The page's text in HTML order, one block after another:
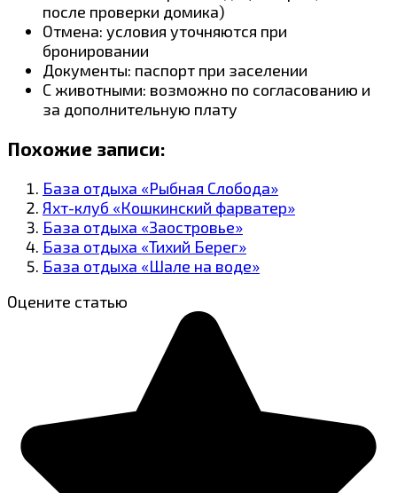
после проверки домика)
Отмена: условия уточняются при
бронировании
Документы: паспорт при заселении
С животными: возможно по согласованию и
за дополнительную плату
Похожие записи:
База отдыха «Рыбная Слобода»
Яхт-клуб «Кошкинский фарватер»
База отдыха «Заостровье»
База отдыха «Тихий Берег»
База отдыха «Шале на воде»
Оцените статью